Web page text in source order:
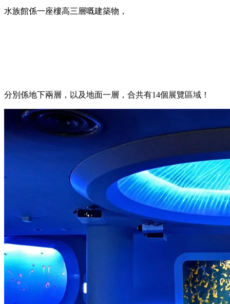
水族館係一座樓高三層嘅建築物，